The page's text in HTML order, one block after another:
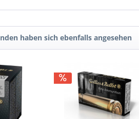
haben sich ebenfalls angesehen